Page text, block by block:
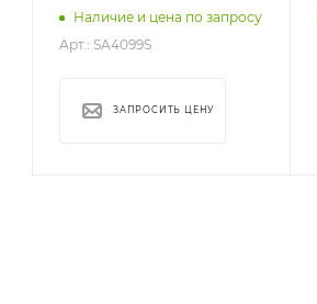
Наличие и цена по запросу
Арт.: SA4099S
ЗАПРОСИТЬ ЦЕНУ